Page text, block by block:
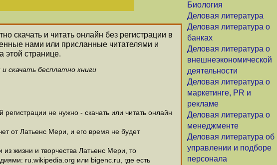
Биология
Деловая литература
Деловая литература о
банках
Деловая литература о
внешнеэкономической
деятельности
Деловая литература о
маркетинге, PR и
рекламе
Деловая литература о
менеджменте
Деловая литература об
управлении и подборе
персонала
скачать и читать онлайн без регистрации в
нами или присланные читателями и
этой странице.
скачать бесплатно книги
не нужно - скачать или читать онлайн
от Латьенс Мери, и его время не будет
жизни и творчества Латьенс Мери, то
ru.wikipedia.org или bigenc.ru, где есть